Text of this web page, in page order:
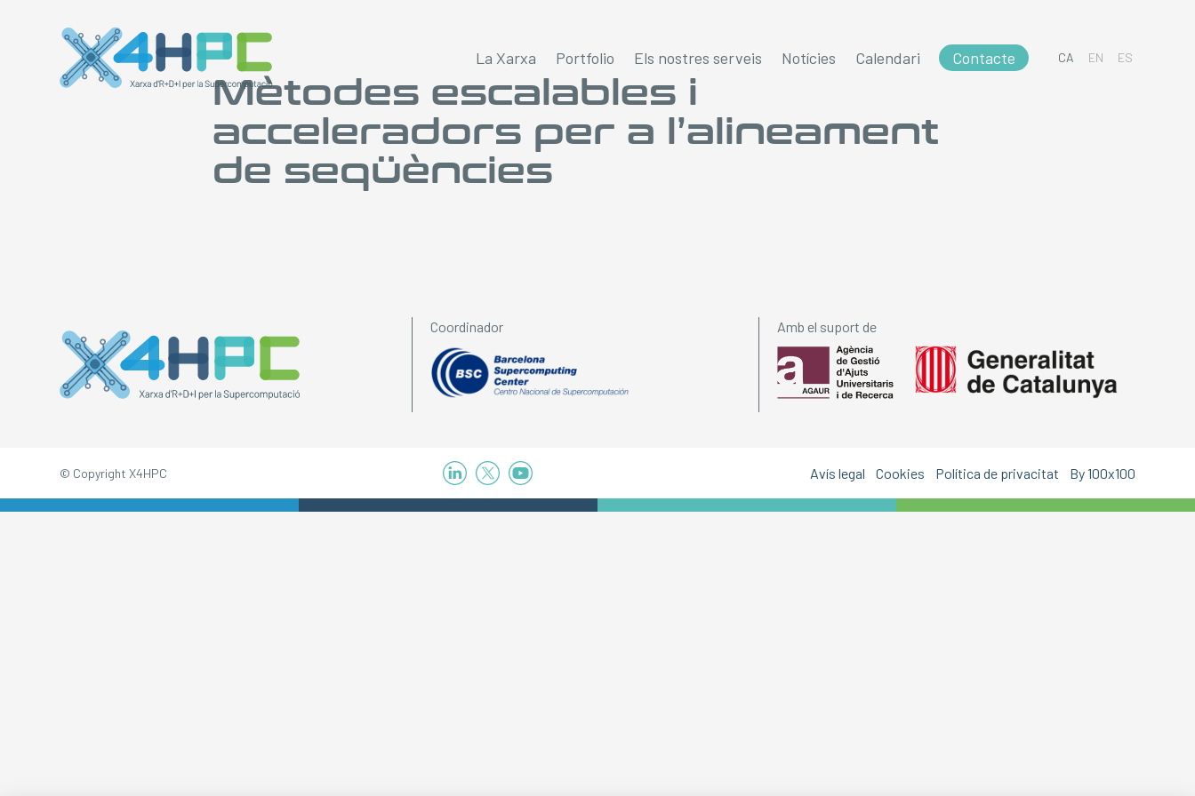
La Xarxa Portfolio Els nostres serveis Notícies Calendari Contacte CA EN ES
Mètodes escalables i
acceleradors per a l’alineament
de seqüències
Coordinador Amb el suport de
© Copyright X4HPC Avís legal Cookies Política de privacitat By 100x100